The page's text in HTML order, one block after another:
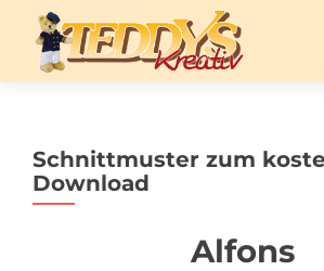
Schnittmuster zum
Download
Alfons